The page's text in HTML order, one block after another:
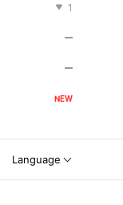
1
NEW
Language